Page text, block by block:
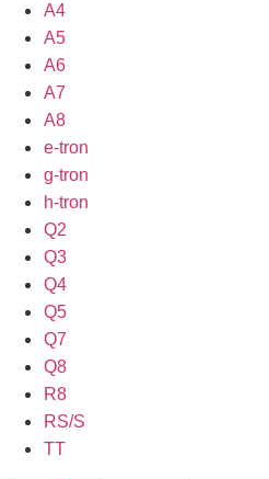
A4
A5
A6
A7
A8
e-tron
g-tron
h-tron
Q2
Q3
Q4
Q5
Q7
Q8
R8
RS/S
TT